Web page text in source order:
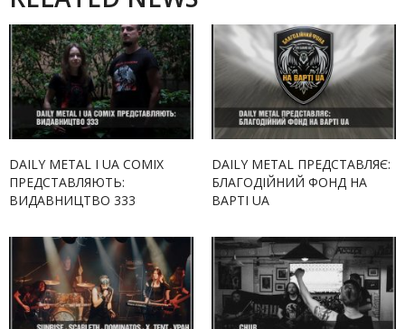
DAILY METAL І UA COMIX
ПРЕДСТАВЛЯЮТЬ:
ВИДАВНИЦТВО 333
DAILY METAL ПРЕДСТАВЛЯЄ:
БЛАГОДІЙНИЙ ФОНД НА
ВАРТІ UA